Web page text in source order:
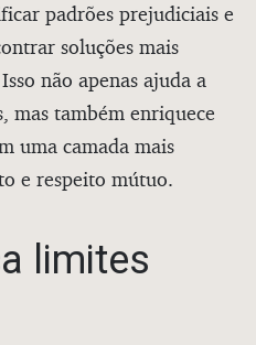
padrões prejudiciais e
soluções mais
não apenas ajuda a
também enriquece
uma camada mais
e respeito mútuo.
limites